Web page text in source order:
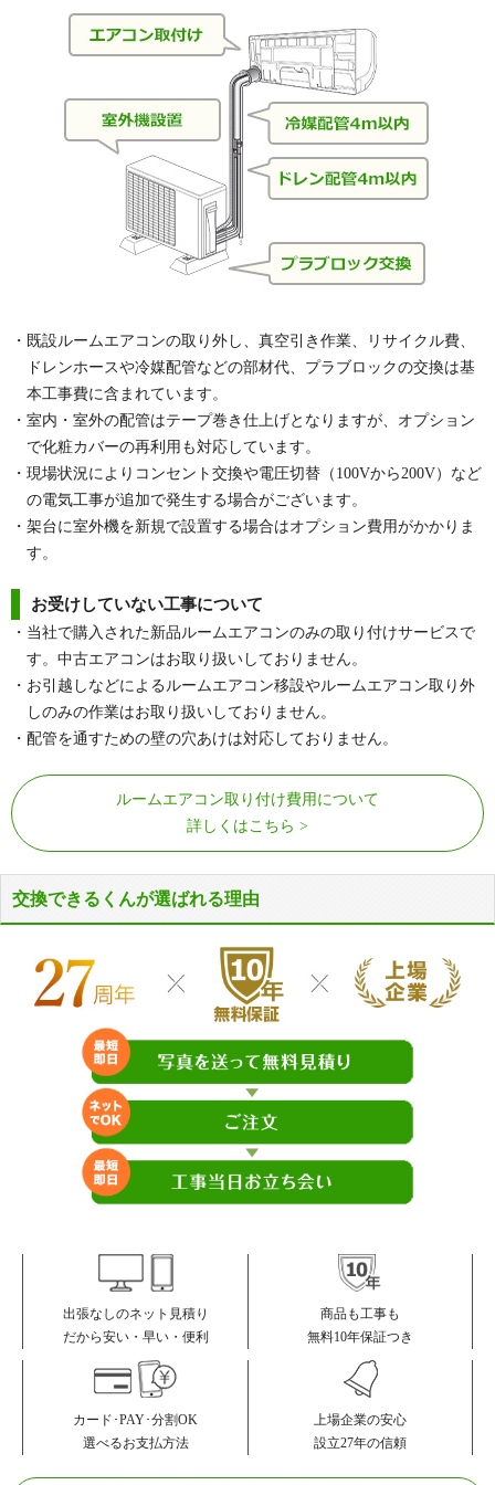
・既設ルームエアコンの取り外し、真空引き作業、リサイクル費、
ドレンホースや冷媒配管などの部材代、プラブロックの交換は基
本工事費に含まれています。
・室内・室外の配管はテープ巻き仕上げとなりますが、オプション
で化粧カバーの再利用も対応しています。
・現場状況によりコンセント交換や電圧切替（100Vから200V）など
の電気工事が追加で発生する場合がございます。
・架台に室外機を新規で設置する場合はオプション費用がかかりま
す。
お受けしていない工事について
・当社で購入された新品ルームエアコンのみの取り付けサービスで
す。中古エアコンはお取り扱いしておりません。
・お引越しなどによるルームエアコン移設やルームエアコン取り外
しのみの作業はお取り扱いしておりません。
・配管を通すための壁の穴あけは対応しておりません。
ルームエアコン取り付け費用について
詳しくはこちら
交換できるくんが選ばれる理由
出張なしのネット見積り
だから安い・早い・便利
商品も工事も
無料10年保証つき
カード･PAY･分割OK
選べるお支払方法
上場企業の安心
設立27年の信頼